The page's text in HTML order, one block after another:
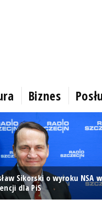
Biznes
Sikorski o wyroku NSA
dla PiS